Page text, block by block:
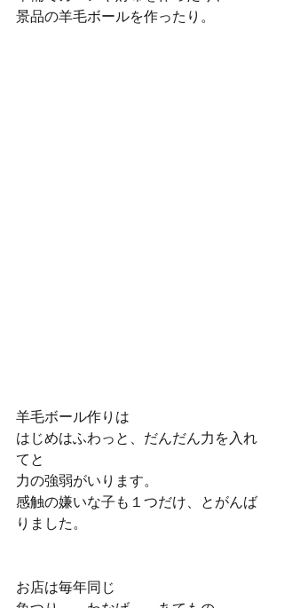
景品の羊毛ボールを作ったり。
羊毛ボール作りは
はじめはふわっと、だんだん力を入れ
てと
力の強弱がいります。
感触の嫌いな子も１つだけ、とがんば
りました。
お店は毎年同じ